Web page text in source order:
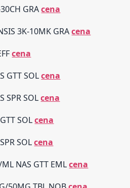
GRAcena
3K-10MK GRAcena
cena
GTT SOLcena
SPR SOLcena
SOLcena
SOLcena
NAS GTT EMLcena